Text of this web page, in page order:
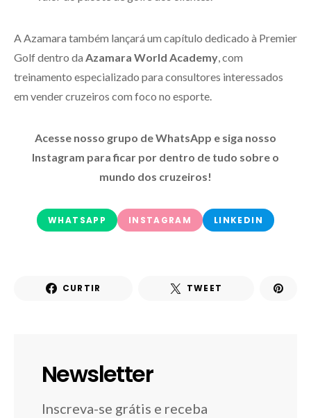
A Azamara também lançará um capítulo dedicado à Premier
Golf dentro da Azamara World Academy, com
treinamento especializado para consultores interessados
em vender cruzeiros com foco no esporte.
Acesse nosso grupo de WhatsApp e siga nosso
Instagram para ficar por dentro de tudo sobre o
mundo dos cruzeiros!
WHATSAPP INSTAGRAM LINKEDIN
CURTIR TWEET
Newsletter
Inscreva-se grátis e receba